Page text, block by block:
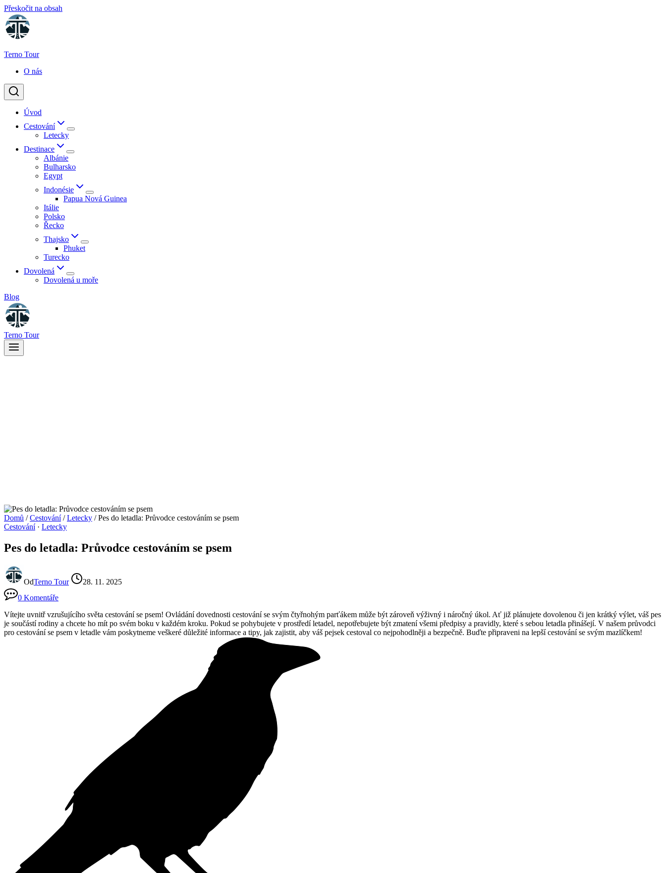
Přeskočit na obsah
Terno Tour
O nás
Úvod
Cestování
Letecky
Destinace
Albánie
Bulharsko
Egypt
Indonésie
Papua Nová Guinea
Itálie
Polsko
Řecko
Thajsko
Phuket
Turecko
Dovolená
Dovolená u moře
Blog
Terno Tour
Domů / Cestování / Letecky / Pes do letadla: Průvodce cestováním se psem
Cestování· Letecky
Pes do letadla: Průvodce cestováním se psem
OdTerno Tour
28. 11. 2025
0 Komentáře
Vítejte uvnitř vzrušujícího světa cestování se psem! Ovládání dovednosti cestování se svým čtyřnohým parťákem může být zároveň výživný i náročný úkol. Ať již plánujete dovolenou či jen krátký výlet, váš pes
je součástí rodiny a chcete ho mít po svém boku v každém kroku. Pokud se pohybujete v prostředí letadel, nepotřebujete být zmatení všemi předpisy a pravidly, které s sebou letadla přinášejí. V našem průvodci
pro cestování se psem v letadle vám poskytneme veškeré důležité informace a tipy, jak zajistit, aby váš pejsek cestoval co nejpohodlněji a bezpečně. Buďte připraveni na lepší cestování se svým mazlíčkem!